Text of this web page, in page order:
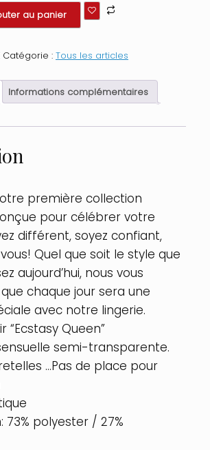
au panier
Catégorie : Tous les articles
Informations complémentaires
première collection
pour célébrer votre
différent, soyez confiant,
Quel que soit le style que
aujourd’hui, nous vous
chaque jour sera une
avec notre lingerie.
“Ecstasy Queen”
semi-transparente.
…Pas de place pour
73% polyester / 27%